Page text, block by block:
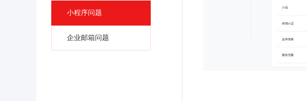
小程序问题
企业邮箱问题